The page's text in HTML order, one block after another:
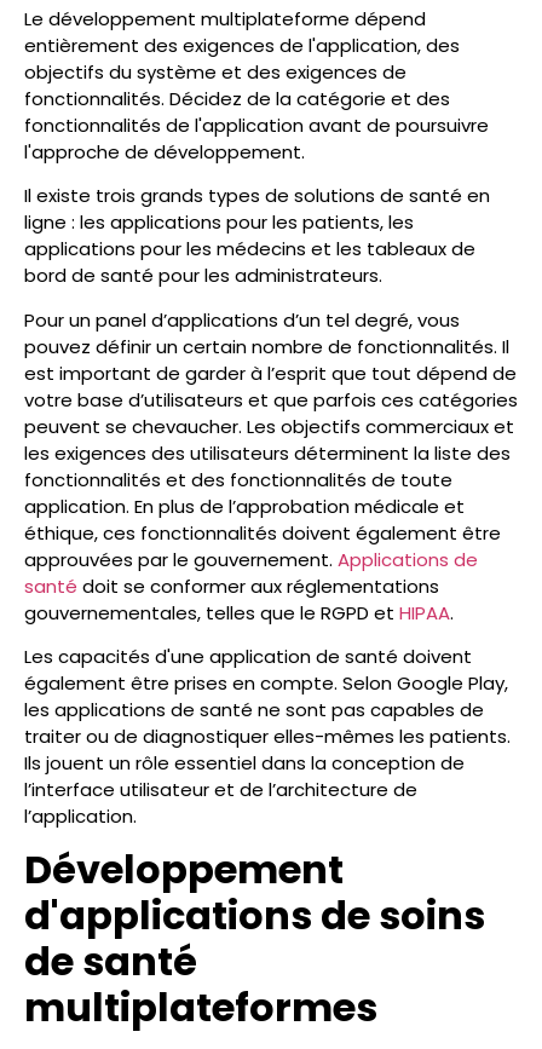
Le développement multiplateforme dépend
entièrement des exigences de l'application, des
objectifs du système et des exigences de
fonctionnalités. Décidez de la catégorie et des
fonctionnalités de l'application avant de poursuivre
l'approche de développement.
Il existe trois grands types de solutions de santé en
ligne : les applications pour les patients, les
applications pour les médecins et les tableaux de
bord de santé pour les administrateurs.
Pour un panel d’applications d’un tel degré, vous
pouvez définir un certain nombre de fonctionnalités. Il
est important de garder à l’esprit que tout dépend de
votre base d’utilisateurs et que parfois ces catégories
peuvent se chevaucher. Les objectifs commerciaux et
les exigences des utilisateurs déterminent la liste des
fonctionnalités et des fonctionnalités de toute
application. En plus de l’approbation médicale et
éthique, ces fonctionnalités doivent également être
approuvées par le gouvernement. Applications de
santé doit se conformer aux réglementations
gouvernementales, telles que le RGPD et HIPAA.
Les capacités d'une application de santé doivent
également être prises en compte. Selon Google Play,
les applications de santé ne sont pas capables de
traiter ou de diagnostiquer elles-mêmes les patients.
Ils jouent un rôle essentiel dans la conception de
l’interface utilisateur et de l’architecture de
l’application.
Développement
d'applications de soins
de santé
multiplateformes